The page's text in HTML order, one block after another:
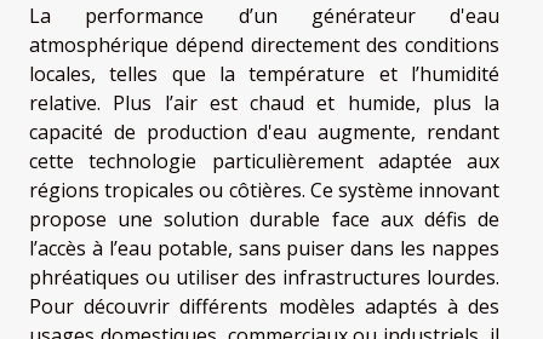
La performance d’un générateur d'eau
atmosphérique dépend directement des conditions
locales, telles que la température et l’humidité
relative. Plus l’air est chaud et humide, plus la
capacité de production d'eau augmente, rendant
cette technologie particulièrement adaptée aux
régions tropicales ou côtières. Ce système innovant
propose une solution durable face aux défis de
l’accès à l’eau potable, sans puiser dans les nappes
phréatiques ou utiliser des infrastructures lourdes.
Pour découvrir différents modèles adaptés à des